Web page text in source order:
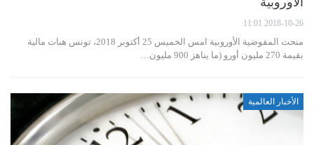
2018-10-26 11:01
منحت المفوضية الأوروبية امس الخميس 25 أكتوبر 2018، تونس هبات مالية
بقيمة 270 مليون أورو (ما يناهز 900 مليون…
الأخبار العالمية